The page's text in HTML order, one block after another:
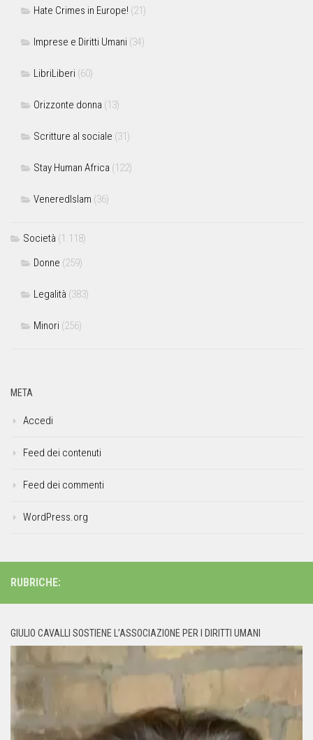
Hate Crimes in Europe! (21)
Imprese e Diritti Umani (34)
LibriLiberi (60)
Orizzonte donna (13)
Scritture al sociale (31)
Stay Human Africa (122)
VeneredIslam (36)
Società (1.118)
Donne (259)
Legalità (383)
Minori (256)
META
Accedi
Feed dei contenuti
Feed dei commenti
WordPress.org
RUBRICHE:
GIULIO CAVALLI SOSTIENE L’ASSOCIAZIONE PER I DIRITTI UMANI
Player